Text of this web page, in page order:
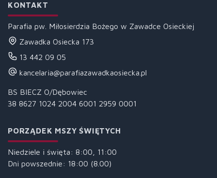
KONTAKT
Parafia pw. Miłosierdzia Bożego w Zawadce Osieckiej
Zawadka Osiecka 173
13 442 09 05
kancelaria@parafiazawadkaosiecka.pl
BS BIECZ O/Dębowiec
38 8627 1024 2004 6001 2959 0001
PORZĄDEK MSZY ŚWIĘTYCH
Niedziele i święta: 8:00, 11:00
Dni powszednie: 18:00 (8.00)